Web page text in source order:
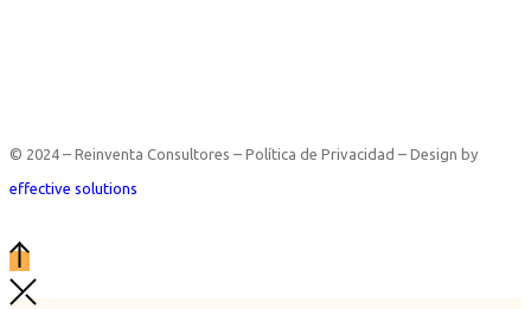
© 2024 – Reinventa Consultores – Política de Privacidad – Design by
effective solutions